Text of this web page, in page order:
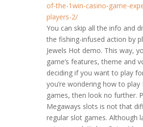
of-the-1win-casino-game-
players-2/
You can skip all the info and
the fishing-infused action by
Jewels Hot demo. This way,
game’s features, theme and
deciding if you want to play
you’re wondering how to play
games, then look no further.
Megaways slots is not that
regular slot games. Although